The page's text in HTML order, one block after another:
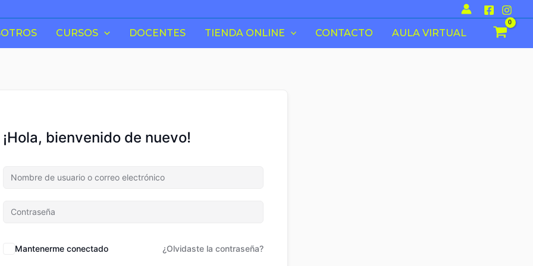
CURSOS DOCENTES TIENDA ONLINE CONTACTO AULA VIRTUAL
¡Hola, bienvenido de nuevo!
Mantenerme conectado ¿Olvidaste la contraseña?